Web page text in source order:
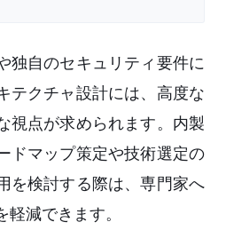
独自のセキュリティ要件に
テクチャ設計には、高度な
視点が求められます。内製
ドマップ策定や技術選定の
を検討する際は、専門家へ
減できます。